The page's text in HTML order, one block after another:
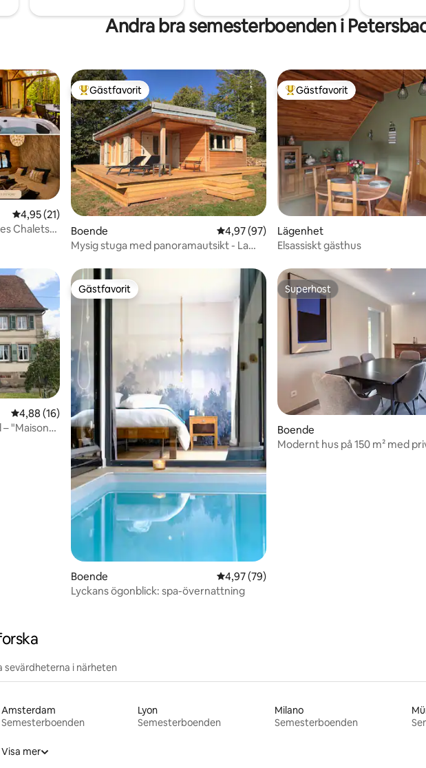
Andra bra semesterboenden i
4,95 av 5 i genomsnittligt betyg, 21 omdömen
4,95 (21)
Chalets
Populär gästfavorit
Gästfavorit
Boende 4,97 av 5 i genomsnittligt betyg, 97
4,97 (97)
Mysig stuga med panoramautsikt - La
Populär gästfavorit
Gästfavorit
Lägenhet
Elsassiskt gästhus
4,88 av 5 i genomsnittligt betyg, 16 omdömen
4,88 (16)
"Maison
Gästfavorit
Gästfavorit
Boende 4,97 av 5 i genomsnittligt betyg, 79
4,97 (79)
Lyckans ögonblick: spa-övernattning
Superhost
Superhost
Boende
Modernt hus på 150 m² med
sevärdheterna i närheten
Amsterdam
Semesterboenden
Lyon
Semesterboenden
Milano
Semesterboenden
Visa mer